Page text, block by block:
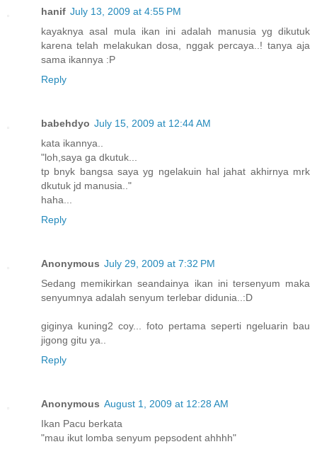
hanif July 13, 2009 at 4:55 PM
kayaknya asal mula ikan ini adalah manusia yg dikutuk
karena telah melakukan dosa, nggak percaya..! tanya aja
sama ikannya :P
Reply
babehdyo July 15, 2009 at 12:44 AM
kata ikannya..
"loh,saya ga dkutuk...
tp bnyk bangsa saya yg ngelakuin hal jahat akhirnya mrk
dkutuk jd manusia.."
haha...
Reply
Anonymous July 29, 2009 at 7:32 PM
Sedang memikirkan seandainya ikan ini tersenyum maka
senyumnya adalah senyum terlebar didunia..:D
giginya kuning2 coy... foto pertama seperti ngeluarin bau
jigong gitu ya..
Reply
Anonymous August 1, 2009 at 12:28 AM
Ikan Pacu berkata
"mau ikut lomba senyum pepsodent ahhhh"